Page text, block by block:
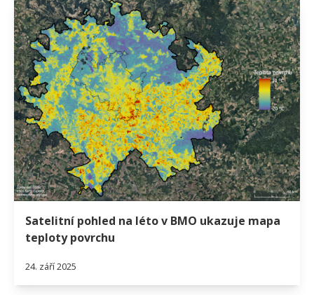
Satelitní pohled na léto v BMO ukazuje mapa
teploty povrchu
24. září 2025